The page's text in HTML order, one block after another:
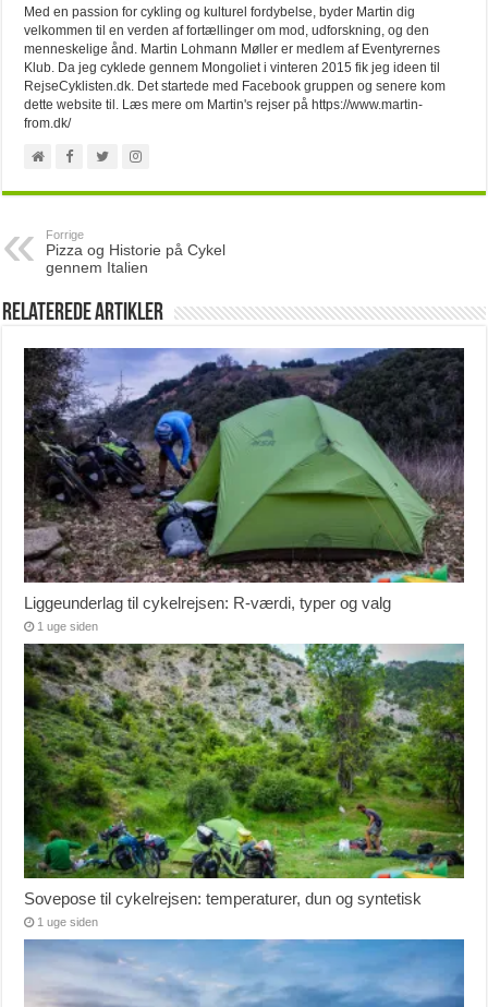
Med en passion for cykling og kulturel fordybelse, byder Martin dig
velkommen til en verden af fortællinger om mod, udforskning, og den
menneskelige ånd. Martin Lohmann Møller er medlem af Eventyrernes
Klub. Da jeg cyklede gennem Mongoliet i vinteren 2015 fik jeg ideen til
RejseCyklisten.dk. Det startede med Facebook gruppen og senere kom
dette website til. Læs mere om Martin's rejser på https://www.martin-
from.dk/
Forrige
Pizza og Historie på Cykel
gennem Italien
Relaterede artikler
Liggeunderlag til cykelrejsen: R-værdi, typer og valg
1 uge siden
Sovepose til cykelrejsen: temperaturer, dun og syntetisk
1 uge siden